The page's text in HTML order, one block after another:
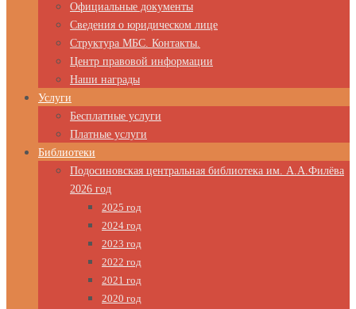
Официальные документы
Сведения о юридическом лице
Структура МБС. Контакты.
Центр правовой информации
Наши награды
Услуги
Бесплатные услуги
Платные услуги
Библиотеки
Подосиновская центральная библиотека им. А.А.Филёва
2026 год
2025 год
2024 год
2023 год
2022 год
2021 год
2020 год